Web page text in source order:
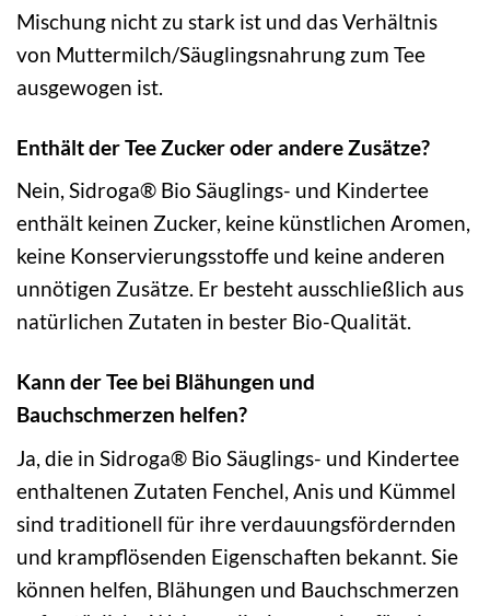
Mischung nicht zu stark ist und das Verhältnis
von Muttermilch/Säuglingsnahrung zum Tee
ausgewogen ist.
Enthält der Tee Zucker oder andere Zusätze?
Nein, Sidroga® Bio Säuglings- und Kindertee
enthält keinen Zucker, keine künstlichen Aromen,
keine Konservierungsstoffe und keine anderen
unnötigen Zusätze. Er besteht ausschließlich aus
natürlichen Zutaten in bester Bio-Qualität.
Kann der Tee bei Blähungen und
Bauchschmerzen helfen?
Ja, die in Sidroga® Bio Säuglings- und Kindertee
enthaltenen Zutaten Fenchel, Anis und Kümmel
sind traditionell für ihre verdauungsfördernden
und krampflösenden Eigenschaften bekannt. Sie
können helfen, Blähungen und Bauchschmerzen